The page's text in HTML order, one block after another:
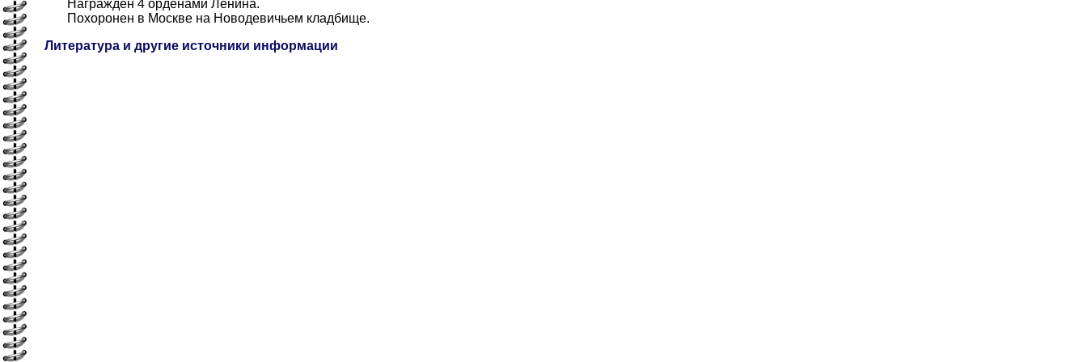
Награжден 4 орденами Ленина.
Похоронен в Москве на Новодевичьем кладбище.
Литература и другие источники информации